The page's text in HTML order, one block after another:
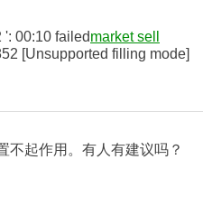
': 00:10 failedmarket sell
[Unsupported filling mode]
不起作用。有人有建议吗？